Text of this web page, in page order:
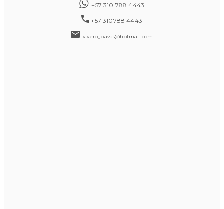
+57 310 788 4443
+57 310788 4443
vivero_pavas@hotmail.com